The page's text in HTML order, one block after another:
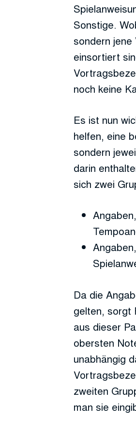
Sonstige.
sondern
einsortiert
noch keine
Es ist nun
helfen, eine
sondern
darin
sich zwei
Da die
gelten, sorgt
aus dieser
obersten
unabhängig
zweiten
man sie